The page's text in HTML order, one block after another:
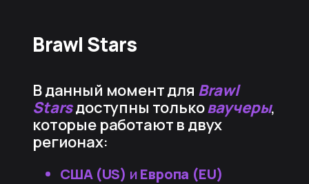
Brawl Stars
В данный момент для Brawl
Starsдоступны тольковаучеры,
которые работают в двух
регионах:
США (US) иЕвропа (EU)